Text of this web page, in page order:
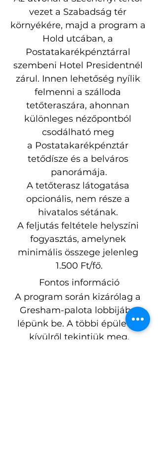
vezet a Szabadság tér
környékére, majd a program a
Hold utcában, a
Postatakarékpénztárral
szembeni Hotel Presidentnél
zárul. Innen lehetőség nyílik
felmenni a szálloda
tetőteraszára, ahonnan
különleges nézőpontból
csodálható meg
a Postatakarékpénztár
tetődísze és a belváros
panorámája.
A tetőterasz látogatása
opcionális, nem része a
hivatalos sétának.
A feljutás feltétele helyszíni
fogyasztás, amelynek
minimális összege jelenleg
1.500 Ft/fő.
Fontos információ
A program során kizárólag a
Gresham-palota lobbijába
lépünk be. A többi épületet
kívülről tekintjük meg.